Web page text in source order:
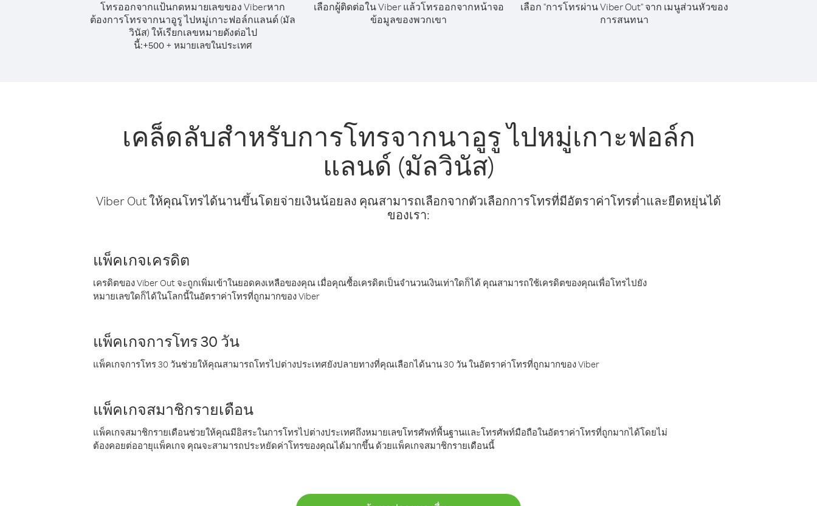
โทรออกจากแป้นกดหมายเลขของ Viberหาก
ต้องการโทรจากนาอูรู ไปหมู่เกาะฟอล์กแลนด์ (มัล
วินัส) ให้เรียกเลขหมายดังต่อไป
นี้:+500+ หมายเลขในประเทศ
เลือกผู้ติดต่อใน Viber แล้วโทรออกจากหน้าจอ
ข้อมูลของพวกเขา
เลือก "การโทรผ่าน Viber Out" จาก เมนูส่วนหัวของ
การสนทนา
เคล็ดลับสำหรับการโทรจากนาอูรู ไปหมู่เกาะฟอล์ก
แลนด์ (มัลวินัส)
Viber Out ให้คุณโทรได้นานขึ้นโดยจ่ายเงินน้อยลง คุณสามารถเลือกจากตัวเลือกการโทรที่มีอัตราค่าโทรต่ำและยืดหยุ่นได้
ของเรา:
แพ็คเกจเครดิต
เครดิตของ Viber Out จะถูกเพิ่มเข้าในยอดคงเหลือของคุณ เมื่อคุณซื้อเครดิตเป็นจำนวนเงินเท่าใดก็ได้ คุณสามารถใช้เครดิตของคุณเพื่อโทรไปยัง
หมายเลขใดก็ได้ในโลกนี้ในอัตราค่าโทรที่ถูกมากของ Viber
แพ็คเกจการโทร 30 วัน
แพ็คเกจการโทร 30 วันช่วยให้คุณสามารถโทรไปต่างประเทศยังปลายทางที่คุณเลือกได้นาน 30 วัน ในอัตราค่าโทรที่ถูกมากของ Viber
แพ็คเกจสมาชิกรายเดือน
แพ็คเกจสมาชิกรายเดือนช่วยให้คุณมีอิสระในการโทรไปต่างประเทศถึงหมายเลขโทรศัพท์พื้นฐานและโทรศัพท์มือถือในอัตราค่าโทรที่ถูกมากได้โดยไม่
ต้องคอยต่ออายุแพ็คเกจ คุณจะสามารถประหยัดค่าโทรของคุณได้มากขึ้น ด้วยแพ็คเกจสมาชิกรายเดือนนี้